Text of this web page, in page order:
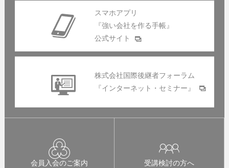
スマホアプリ
『強い会社を作る手帳』
公式サイト
株式会社国際後継者フォーラム
『インターネット・セミナー』
会員入会のご案内 受講検討の方へ